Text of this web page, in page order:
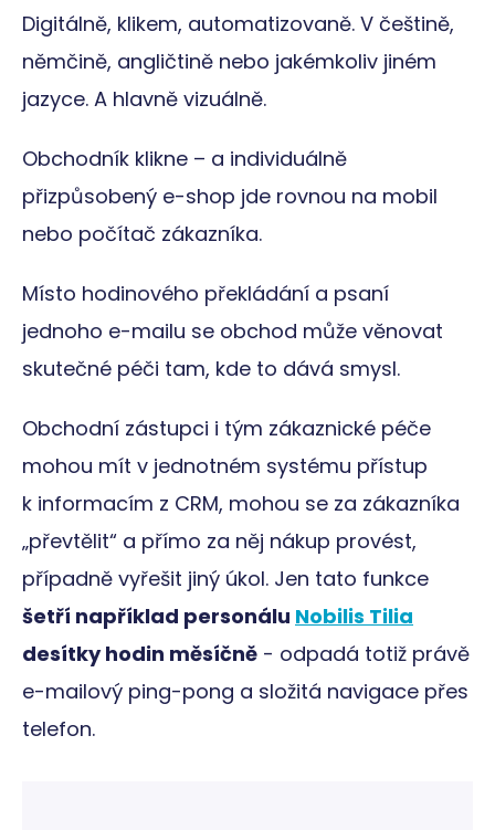
Digitálně, klikem, automatizovaně. V češtině,
němčině, angličtině nebo jakémkoliv jiném
jazyce. A hlavně vizuálně.
Obchodník klikne – a individuálně
přizpůsobený e-shop jde rovnou na mobil
nebo počítač zákazníka.
Místo hodinového překládání a psaní
jednoho e-mailu se obchod může věnovat
skutečné péči tam, kde to dává smysl.
Obchodní zástupci i tým zákaznické péče
mohou mít v jednotném systému přístup
k informacím z CRM, mohou se za zákazníka
„převtělit“ a přímo za něj nákup provést,
případně vyřešit jiný úkol. Jen tato funkce
šetří například personálu Nobilis Tilia
desítky hodin měsíčně - odpadá totiž právě
e-mailový ping-pong a složitá navigace přes
telefon.